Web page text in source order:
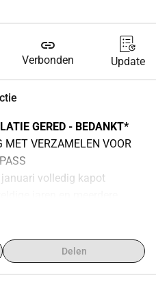
link
Verbonden Update
GERED - BEDANKT*
MET VERZAMELEN VOOR
volledig kapot
staan we voor een
omzet, wat ons vermogen
Delen